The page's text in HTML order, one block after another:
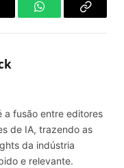
WhatsAppCopy
a fusão entre editores
de IA, trazendo as
da indústria
e relevante.